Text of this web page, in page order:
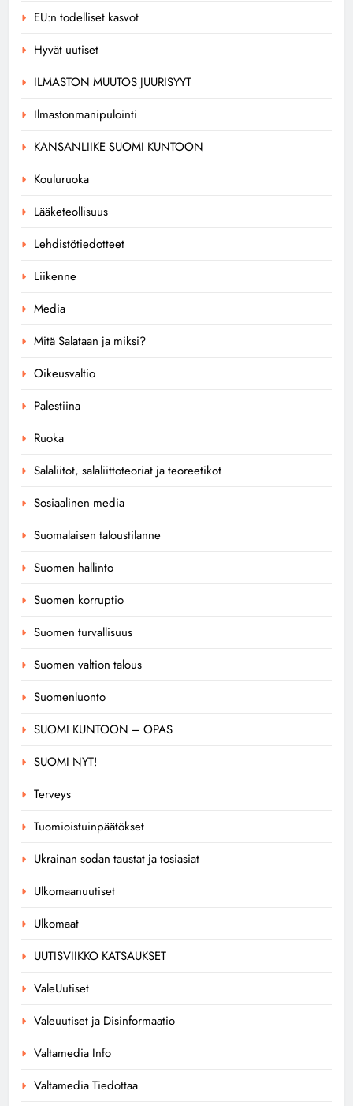
EU:n todelliset kasvot
Hyvät uutiset
ILMASTON MUUTOS JUURISYYT
Ilmastonmanipulointi
KANSANLIIKE SUOMI KUNTOON
Kouluruoka
Lääketeollisuus
Lehdistötiedotteet
Liikenne
Media
Mitä Salataan ja miksi?
Oikeusvaltio
Palestiina
Ruoka
Salaliitot, salaliittoteoriat ja teoreetikot
Sosiaalinen media
Suomalaisen taloustilanne
Suomen hallinto
Suomen korruptio
Suomen turvallisuus
Suomen valtion talous
Suomenluonto
SUOMI KUNTOON – OPAS
SUOMI NYT!
Terveys
Tuomioistuinpäätökset
Ukrainan sodan taustat ja tosiasiat
Ulkomaanuutiset
Ulkomaat
UUTISVIIKKO KATSAUKSET
ValeUutiset
Valeuutiset ja Disinformaatio
Valtamedia Info
Valtamedia Tiedottaa